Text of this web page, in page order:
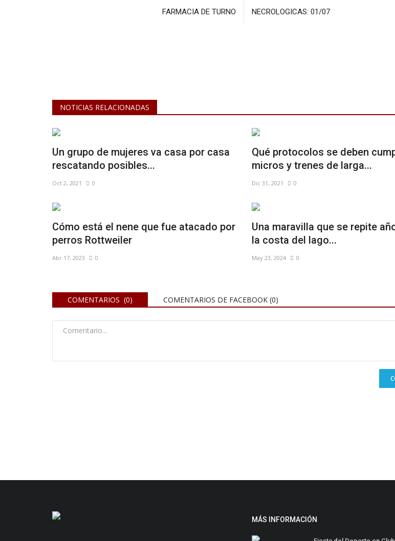
FARMACIA DE TURNO NECROLOGICAS: 01/07
NOTICIAS RELACIONADAS
Un grupo de mujeres va casa por casa
rescatando posibles...
Oct 2, 2021 0
Qué protocolos se deben
micros y trenes de larga...
Dic 31, 2021 0
Cómo está el nene que fue atacado por
perros Rottweiler
Abr 17, 2023 0
Una maravilla que se repite
la costa del lago...
May 23, 2024 0
COMENTARIOS (0) COMENTARIOS DE FACEBOOK (0)
MÁS INFORMACIÓN